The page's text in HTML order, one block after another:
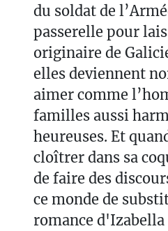
du soldat de
passerelle pour
originaire de
elles deviennent
aimer comme
familles aussi
heureuses. Et
cloîtrer dans sa
de faire des
ce monde de
romance